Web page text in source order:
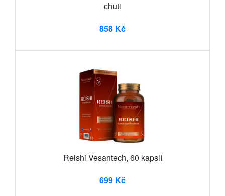
chuti
858 Kč
Reishi Vesantech, 60 kapslí
699 Kč